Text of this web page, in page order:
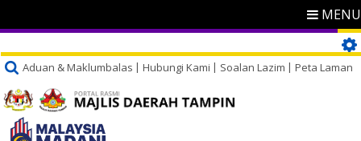
MENU
Aduan & Maklumbalas Hubungi Kami Soalan Lazim Peta Laman